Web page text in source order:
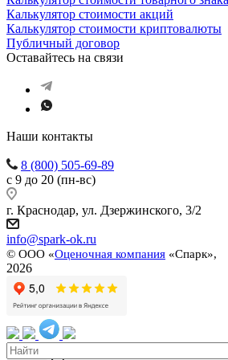
Калькулятор стоимости акций
Калькулятор стоимости криптовалюты
Публичный договор
Оставайтесь на связи
Наши контакты
8 (800) 505-69-89
с 9 до 20 (пн-вс)
г. Краснодар, ул. Дзержинского, 3/2
info@spark-ok.ru
© ООО «Оценочная компания «Спарк»,
2026